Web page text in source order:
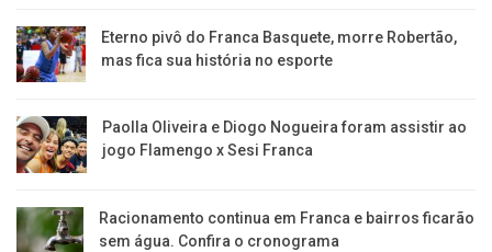
Eterno pivô do Franca Basquete, morre Robertão,
mas fica sua história no esporte
Paolla Oliveira e Diogo Nogueira foram assistir ao
jogo Flamengo x Sesi Franca
Racionamento continua em Franca e bairros ficarão
sem água. Confira o cronograma